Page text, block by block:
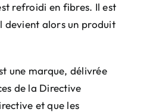
refroidi en fibres. Il est
devient alors un produit
une marque, délivrée
de la Directive
et que les